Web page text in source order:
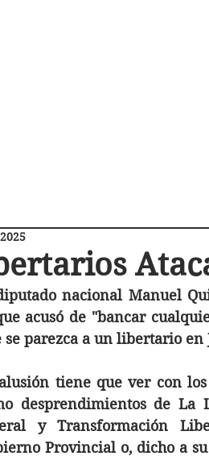
nacional Manuel
acusó de "bancar
se parezca a un libertario en
tiene que ver con
desprendimientos de
y Transformación
Provincial o, dicho a